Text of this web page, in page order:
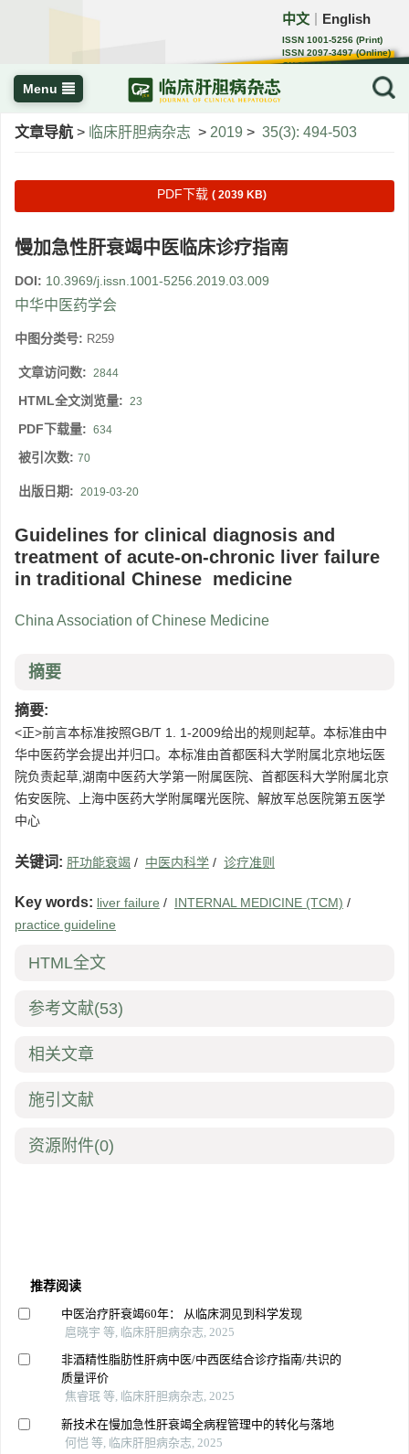
中文 English
ISSN 1001-5256 (Print)
ISSN 2097-3497 (Online)
CN 22-1108/R
Menu
文章导航 > 临床肝胆病杂志 > 2019 > 35(3): 494-503
PDF下载 ( 2039 KB)
慢加急性肝衰竭中医临床诊疗指南
DOI: 10.3969/j.issn.1001-5256.2019.03.009
中华中医药学会
中图分类号: R259
文章访问数: 2844
HTML全文浏览量: 23
PDF下载量: 634
被引次数: 70
出版日期: 2019-03-20
Guidelines for clinical diagnosis and
treatment of acute-on-chronic liver failure
in traditional Chinese medicine
China Association of Chinese Medicine
摘要
摘要:
<正>前言本标准按照GB/T 1. 1-2009给出的规则起草。本标准由中
华中医药学会提出并归口。本标准由首都医科大学附属北京地坛医
院负责起草,湖南中医药大学第一附属医院、首都医科大学附属北京
佑安医院、上海中医药大学附属曙光医院、解放军总医院第五医学
中心
关键词: 肝功能衰竭 / 中医内科学 / 诊疗准则
Key words: liver failure / INTERNAL MEDICINE (TCM) /
practice guideline
HTML全文
参考文献(53)
相关文章
施引文献
资源附件(0)
推荐阅读
中医治疗肝衰竭60年： 从临床洞见到科学发现
扈晓宇 等, 临床肝胆病杂志, 2025
非酒精性脂肪性肝病中医/中西医结合诊疗指南/共识的
质量评价
焦睿珉 等, 临床肝胆病杂志, 2025
新技术在慢加急性肝衰竭全病程管理中的转化与落地
何恺 等, 临床肝胆病杂志, 2025